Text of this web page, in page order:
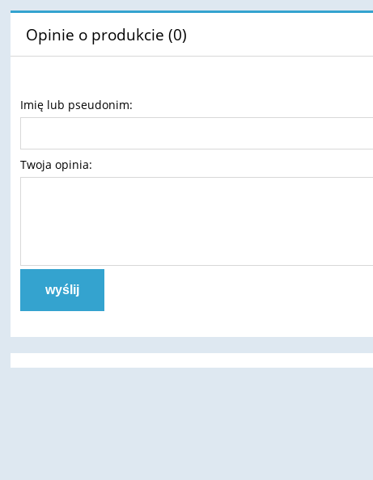
Opinie o produkcie (0)
Imię lub pseudonim:
Twoja opinia:
wyślij